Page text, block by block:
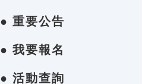
● 重要公告
● 我要報名
● 活動查詢